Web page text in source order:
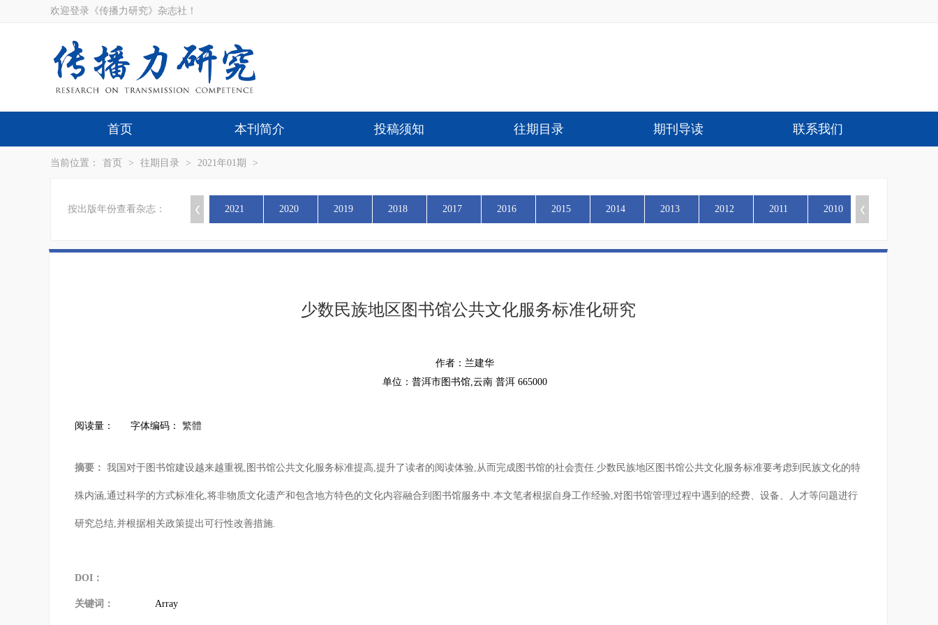
欢迎登录《传播力研究》杂志社！
首页 本刊简介 投稿须知 往期目录 期刊导读 联系我们
当前位置： 首页 > 往期目录 > 2021年01期 >
按出版年份查看杂志： 2021 2020 2019 2018 2017 2016 2015 2014 2013 2012 2011 2010
少数民族地区图书馆公共文化服务标准化研究
作者：兰建华
单位：普洱市图书馆,云南 普洱 665000
阅读量： 字体编码： 繁體
摘要： 我国对于图书馆建设越来越重视,图书馆公共文化服务标准提高,提升了读者的阅读体验,从而完成图书馆的社会责任.少数民族地区图书馆公共文化服务标准要考虑到民族文化的特
殊内涵,通过科学的方式标准化,将非物质文化遗产和包含地方特色的文化内容融合到图书馆服务中.本文笔者根据自身工作经验,对图书馆管理过程中遇到的经费、设备、人才等问题进行
研究总结,并根据相关政策提出可行性改善措施.
DOI：
关键词： Array